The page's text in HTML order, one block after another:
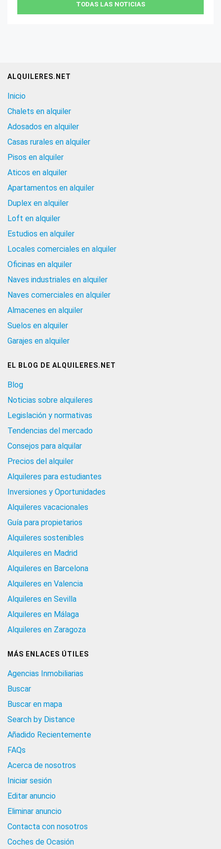
TODAS LAS NOTICIAS
ALQUILERES.NET
Inicio
Chalets en alquiler
Adosados en alquiler
Casas rurales en alquiler
Pisos en alquiler
Aticos en alquiler
Apartamentos en alquiler
Duplex en alquiler
Loft en alquiler
Estudios en alquiler
Locales comerciales en alquiler
Oficinas en alquiler
Naves industriales en alquiler
Naves comerciales en alquiler
Almacenes en alquiler
Suelos en alquiler
Garajes en alquiler
EL BLOG DE ALQUILERES.NET
Blog
Noticias sobre alquileres
Legislación y normativas
Tendencias del mercado
Consejos para alquilar
Precios del alquiler
Alquileres para estudiantes
Inversiones y Oportunidades
Alquileres vacacionales
Guía para propietarios
Alquileres sostenibles
Alquileres en Madrid
Alquileres en Barcelona
Alquileres en Valencia
Alquileres en Sevilla
Alquileres en Málaga
Alquileres en Zaragoza
MÁS ENLACES ÚTILES
Agencias Inmobiliarias
Buscar
Buscar en mapa
Search by Distance
Añadido Recientemente
FAQs
Acerca de nosotros
Iniciar sesión
Editar anuncio
Eliminar anuncio
Contacta con nosotros
Coches de Ocasión